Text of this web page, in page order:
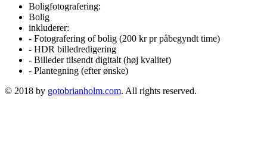
Boligfotografering:
Bolig
inkluderer:
- Fotografering of bolig (200 kr pr påbegyndt time)
- HDR billedredigering
- Billeder tilsendt digitalt (høj kvalitet)
- Plantegning (efter ønske)
© 2018 by gotobrianholm.com. All rights reserved.